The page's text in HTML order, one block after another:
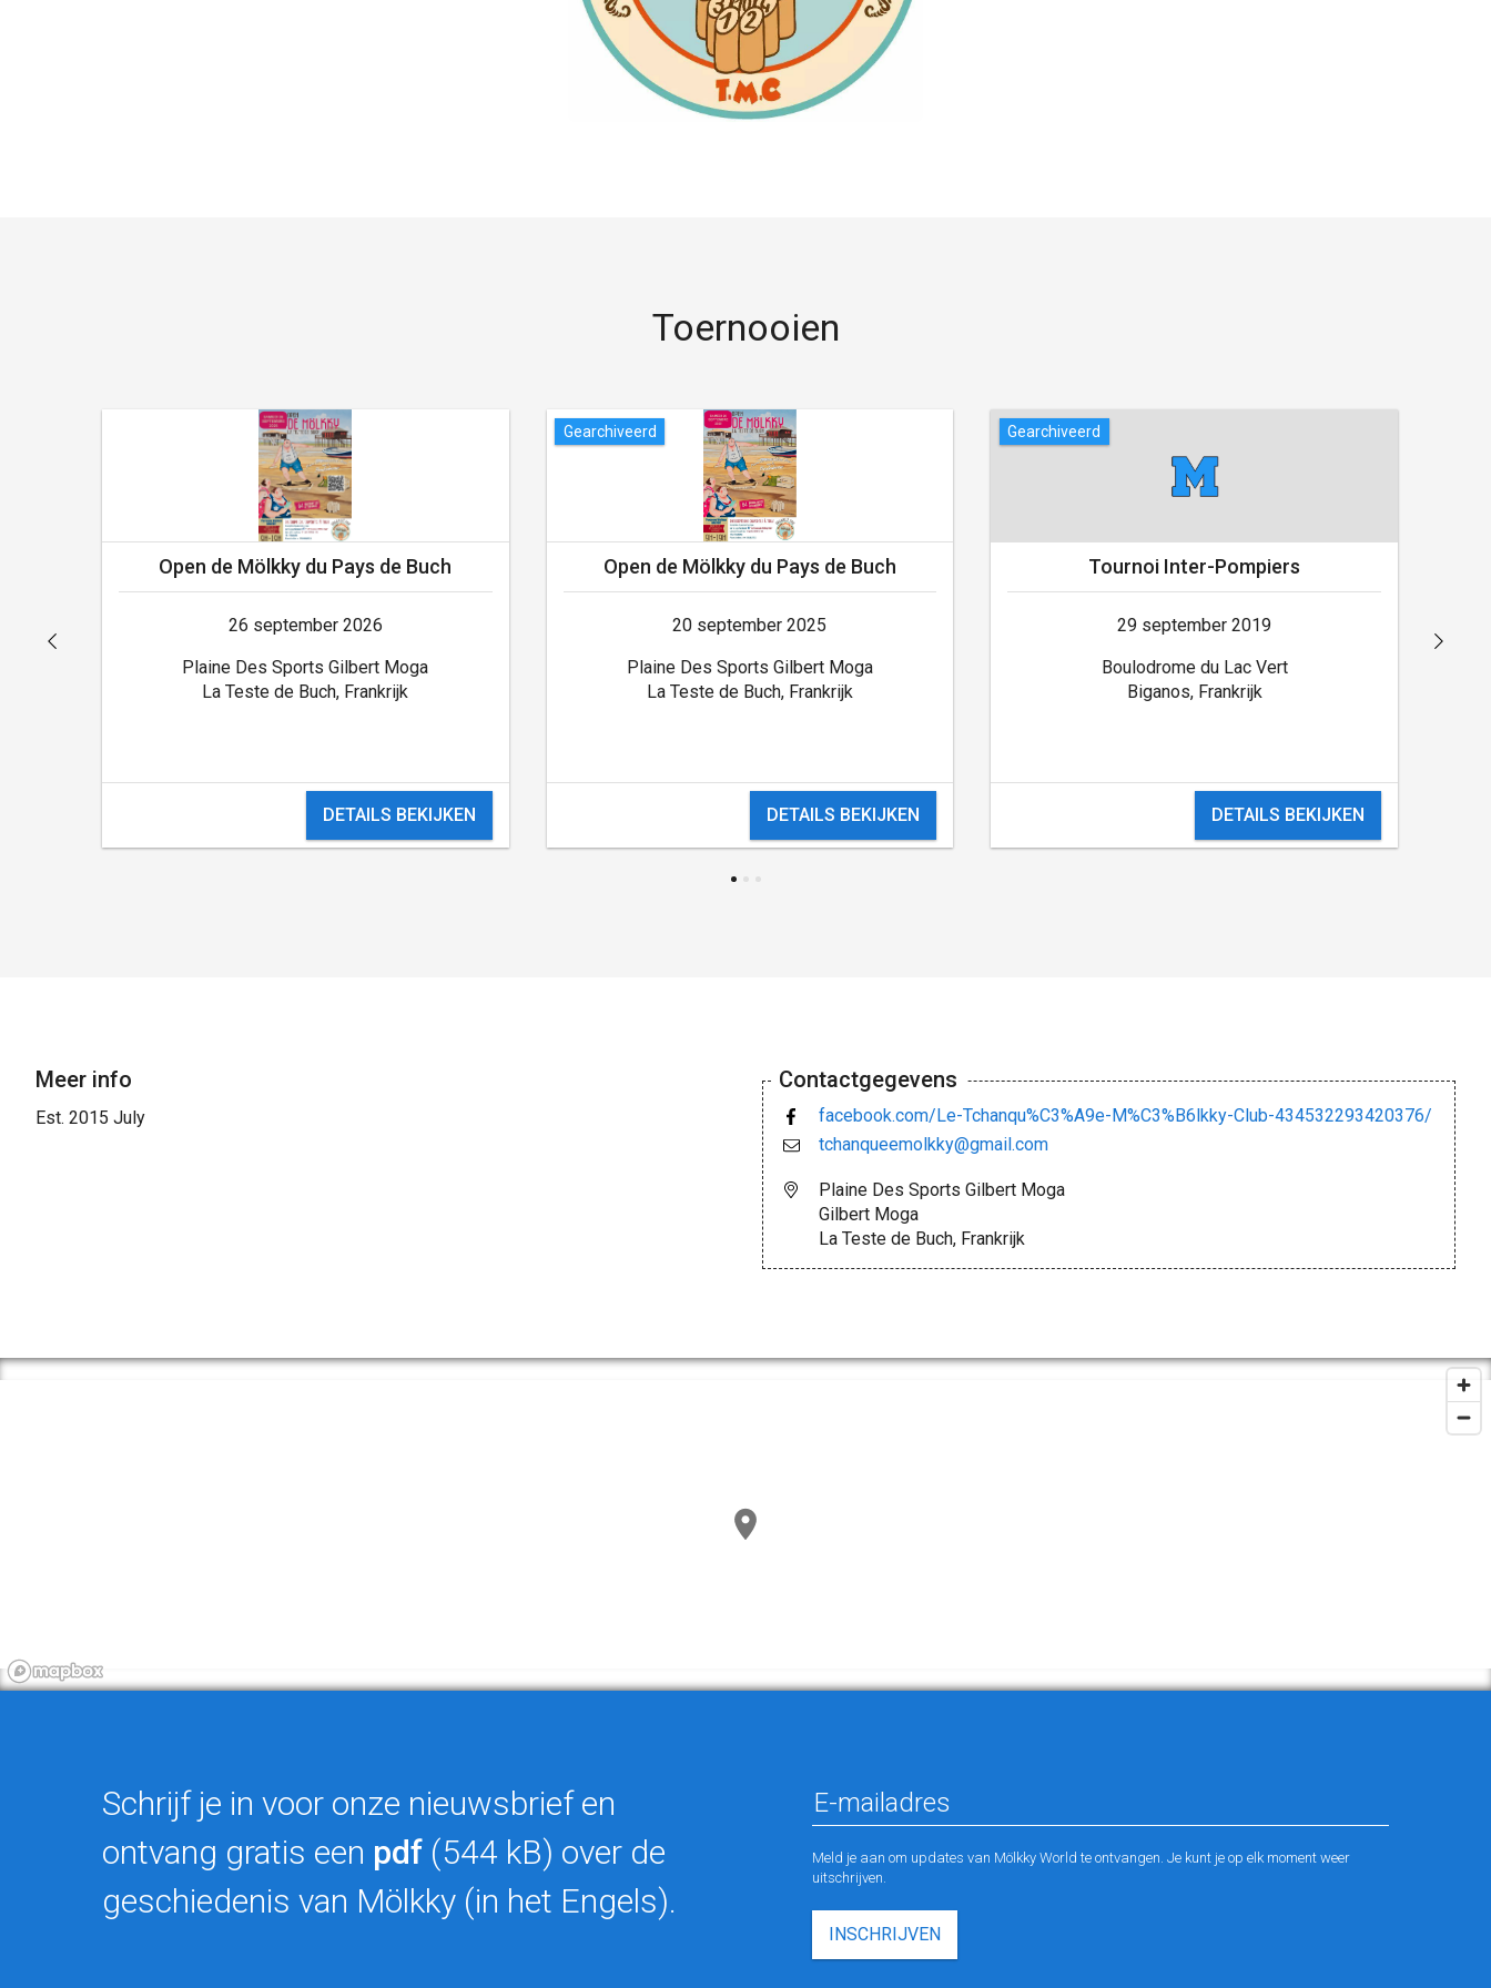
Toernooien
Open de Mölkky du Pays de Buch
26 september 2026
Plaine Des Sports Gilbert Moga
La Teste de Buch, Frankrijk
DETAILS BEKIJKEN
Gearchiveerd
Open de Mölkky du Pays de Buch
20 september 2025
Plaine Des Sports Gilbert Moga
La Teste de Buch, Frankrijk
DETAILS BEKIJKEN
Gearchiveerd
Tournoi Inter-Pompiers
29 september 2019
Boulodrome du Lac Vert
Biganos, Frankrijk
DETAILS BEKIJKEN
Meer info
Est. 2015 July
Contactgegevens
facebook.com/Le-Tchanqu%C3%A9e-M%C3%B6lkky-Club-434532293420376/
tchanqueemolkky@gmail.com
Plaine Des Sports Gilbert Moga
Gilbert Moga
La Teste de Buch, Frankrijk
Schrijf je in voor onze nieuwsbrief en
ontvang gratis een pdf (544 kB) over de
geschiedenis van Mölkky (in het Engels).
Meld je aan om updates van Mölkky World te ontvangen. Je kunt je op elk moment weer
uitschrijven.
INSCHRIJVEN